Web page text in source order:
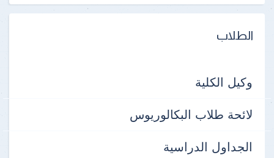
الطلاب
وكيل الكلية
لائحة طلاب البكالوريوس
الجداول الدراسية